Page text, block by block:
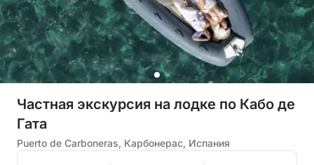
Частная экскурсия на лодке по Кабо де
Гата
Puerto de Carboneras, Карбонерас, Испания